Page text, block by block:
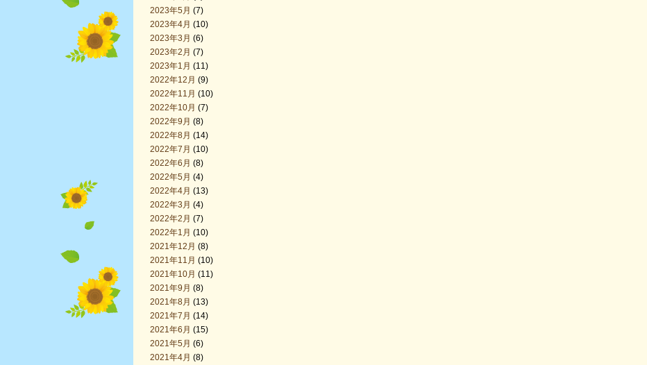
2023年5月 (7)
2023年4月 (10)
2023年3月 (6)
2023年2月 (7)
2023年1月 (11)
2022年12月 (9)
2022年11月 (10)
2022年10月 (7)
2022年9月 (8)
2022年8月 (14)
2022年7月 (10)
2022年6月 (8)
2022年5月 (4)
2022年4月 (13)
2022年3月 (4)
2022年2月 (7)
2022年1月 (10)
2021年12月 (8)
2021年11月 (10)
2021年10月 (11)
2021年9月 (8)
2021年8月 (13)
2021年7月 (14)
2021年6月 (15)
2021年5月 (6)
2021年4月 (8)